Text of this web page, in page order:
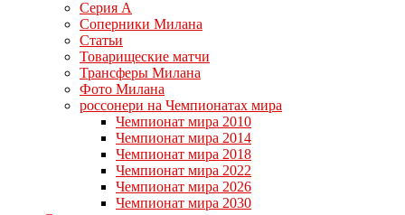
Серия А
Соперники Милана
Статьи
Товарищеские матчи
Трансферы Милана
Фото Милана
россонери на Чемпионатах мира
Чемпионат мира 2010
Чемпионат мира 2014
Чемпионат мира 2018
Чемпионат мира 2022
Чемпионат мира 2026
Чемпионат мира 2030